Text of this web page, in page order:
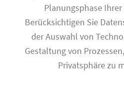
Planungsphase
Berücksichtigen Sie
der Auswahl von
Gestaltung von
Privatsphäre zu